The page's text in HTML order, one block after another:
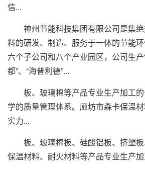
信...
神州节能科技集团有限公司是集绝
料的研发、制造、服务于一体的节能
六个子公司和八个产业园区，公司生产
都”、“海普利德”...
板、玻璃棉等产品专业生产加工的
学的质量管理体系。廊坊市森卡保温材
实力...
板、玻璃棉板、硅酸铝板、挤塑板
保温材料、耐火材料等产品专业生产